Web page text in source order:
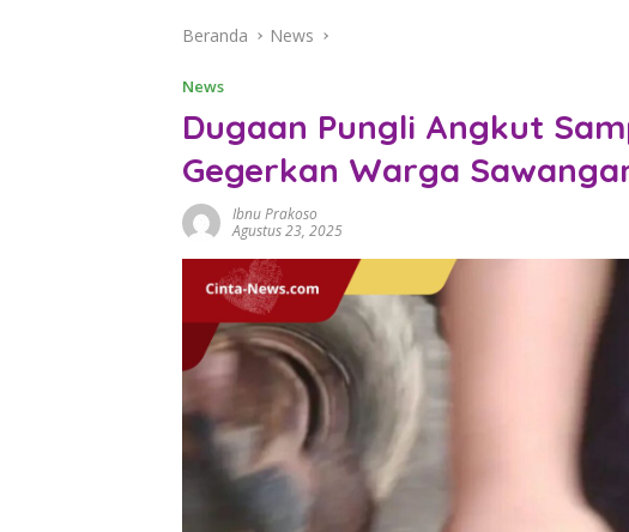
Inspirasi!
Beranda News
News
Dugaan Pungli Angkut
Gegerkan Warga
Ibnu Prakoso
Agustus 23, 2025